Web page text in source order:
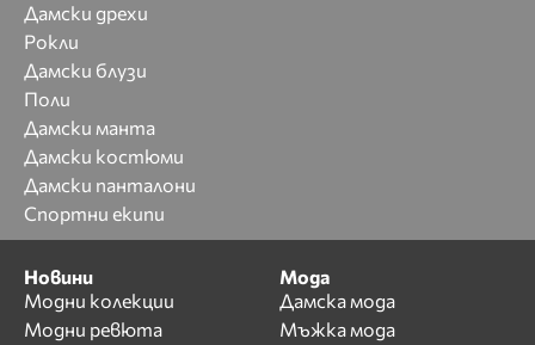
Дамски дрехи
Рокли
Дамски блузи
Поли
Дамски манта
Дамски костюми
Дамски панталони
Спортни екипи
Новини
Модни колекции
Модни ревюта
Мода
Дамска мода
Мъжка мода